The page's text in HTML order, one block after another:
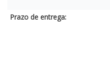
Prazo de entrega: